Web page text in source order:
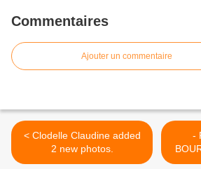
Commentaires
Ajouter un commentaire
< Clodelle Claudine added
2 new photos.
-
de